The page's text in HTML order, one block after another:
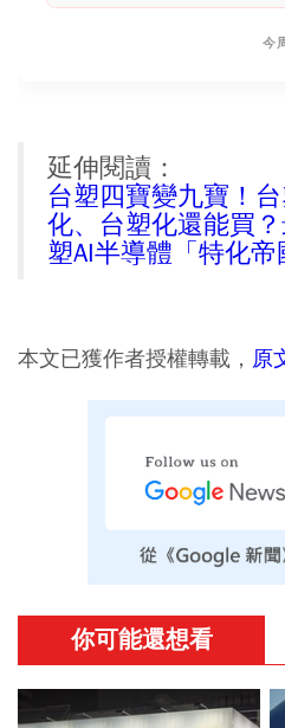
今
延伸閱讀：
台塑四寶變九寶！
化、台塑化還能買
塑AI半導體「特化
本文已獲作者授權轉載， 原